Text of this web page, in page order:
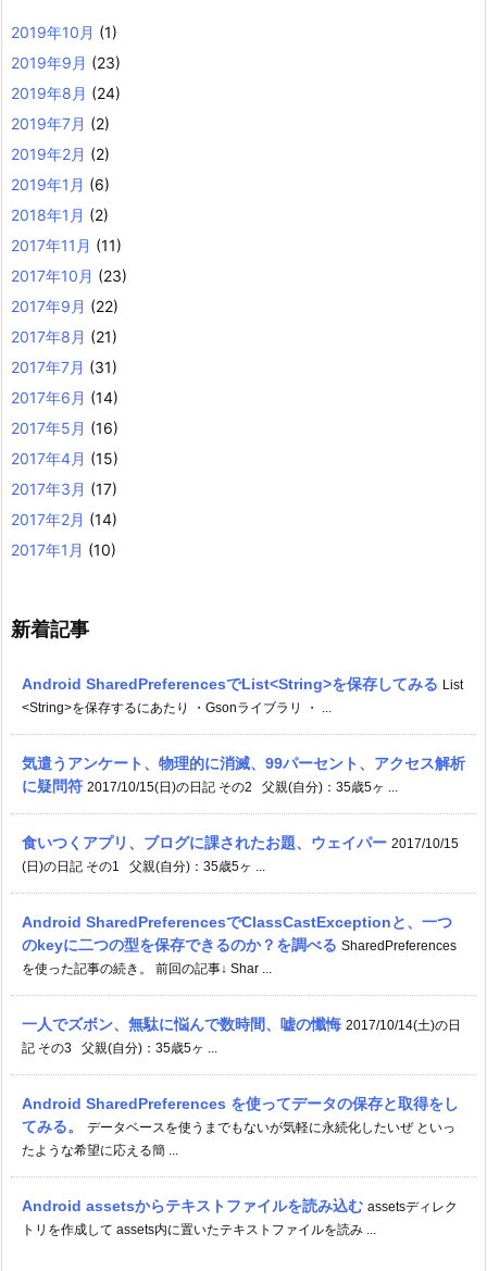
2019年10月 (1)
2019年9月 (23)
2019年8月 (24)
2019年7月 (2)
2019年2月 (2)
2019年1月 (6)
2018年1月 (2)
2017年11月 (11)
2017年10月 (23)
2017年9月 (22)
2017年8月 (21)
2017年7月 (31)
2017年6月 (14)
2017年5月 (16)
2017年4月 (15)
2017年3月 (17)
2017年2月 (14)
2017年1月 (10)
新着記事
Android SharedPreferencesでList<String>を保存してみる List
<String>を保存するにあたり ・Gsonライブラリ ・ ...
気遣うアンケート、物理的に消滅、99パーセント、アクセス解析
に疑問符 2017/10/15(日)の日記 その2 父親(自分)：35歳5ヶ ...
食いつくアプリ、ブログに課されたお題、ウェイパー 2017/10/15
(日)の日記 その1 父親(自分)：35歳5ヶ ...
Android SharedPreferencesでClassCastExceptionと、一つ
のkeyに二つの型を保存できるのか？を調べる SharedPreferences
を使った記事の続き。 前回の記事↓ Shar ...
一人でズボン、無駄に悩んで数時間、嘘の懺悔 2017/10/14(土)の日
記 その3 父親(自分)：35歳5ヶ ...
Android SharedPreferences を使ってデータの保存と取得をし
てみる。
データベースを使うまでもないが気軽に永続化したいぜ といっ
たような希望に応える簡 ...
Android assetsからテキストファイルを読み込む assetsディレク
トリを作成して assets内に置いたテキストファイルを読み ...